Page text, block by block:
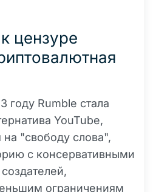
цензуре
году Rumble стала
YouTube,
"свободу слова",
с консервативными
ограничениям